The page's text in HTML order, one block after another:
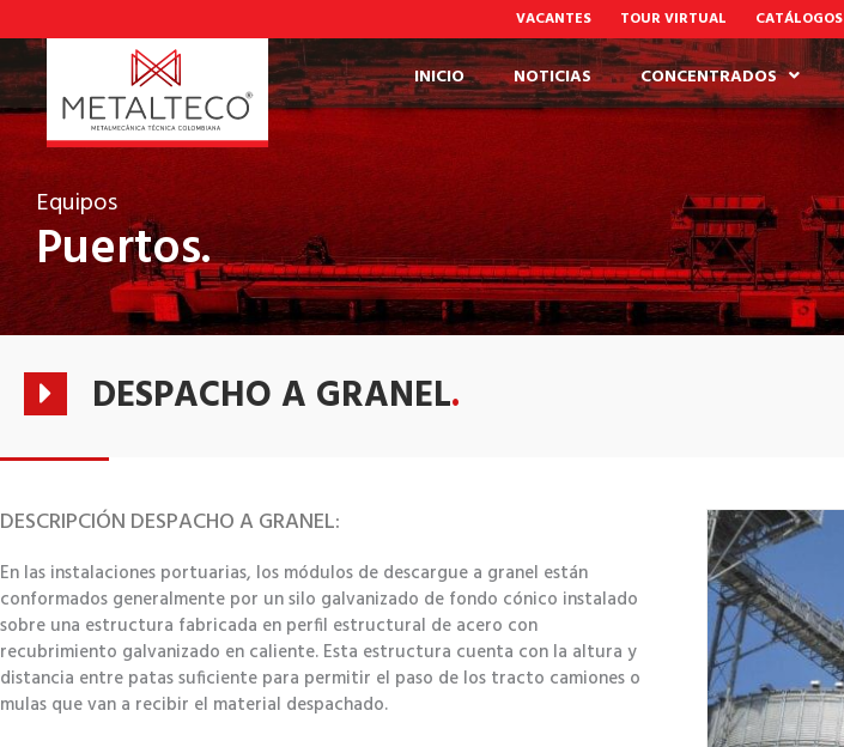
al
contenido
VACANTES TOUR VIRTUAL CATÁLOGOS
INICIO NOTICIAS CONCENTRADOS
Equipos
Puertos.
DESPACHO A GRANEL.
DESCRIPCIÓN DESPACHO A GRANEL:
En las instalaciones portuarias, los módulos de descargue a granel están
conformados generalmente por un silo galvanizado de fondo cónico instalado
sobre una estructura fabricada en perfil estructural de acero con
recubrimiento galvanizado en caliente. Esta estructura cuenta con la altura y
distancia entre patas suficiente para permitir el paso de los tracto camiones o
mulas que van a recibir el material despachado.